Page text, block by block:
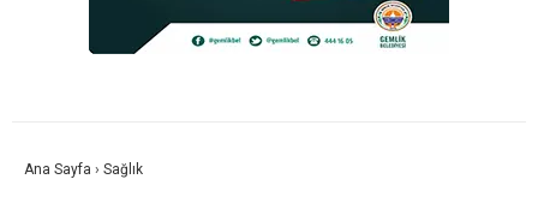
Ana Sayfa › Sağlık